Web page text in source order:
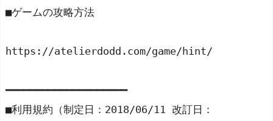
■ゲームの攻略方法
https://atelierdodd.com/game/hint/
━━━━━━━━━━━━━━━━━━━━
■利用規約（制定日：2018/06/11 改訂日：